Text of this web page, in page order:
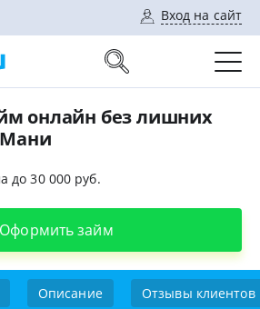
Вход на сайт
онлайн без лишних
до 30 000 руб.
Оформить займ
Описание Отзывы клиентов